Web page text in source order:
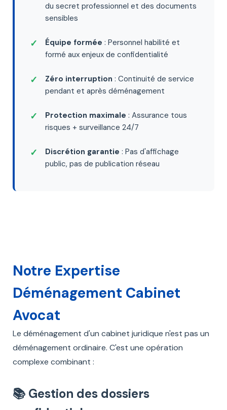
du secret professionnel et des documents
sensibles
Équipe formée : Personnel habilité et
formé aux enjeux de confidentialité
Zéro interruption : Continuité de service
pendant et après déménagement
Protection maximale : Assurance tous
risques + surveillance 24/7
Discrétion garantie : Pas d'affichage
public, pas de publication réseau
Notre Expertise
Déménagement Cabinet
Avocat
Le déménagement d'un cabinet juridique n'est pas un
déménagement ordinaire. C'est une opération
complexe combinant :
📚 Gestion des dossiers